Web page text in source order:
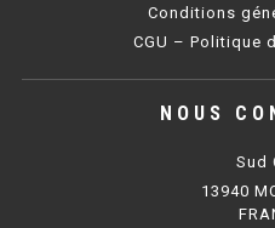
FRITEUSE SÉRIE
FRITEUSE 650 GAZ
Conditions
CGU – Politique
NOUS
Sud
13940